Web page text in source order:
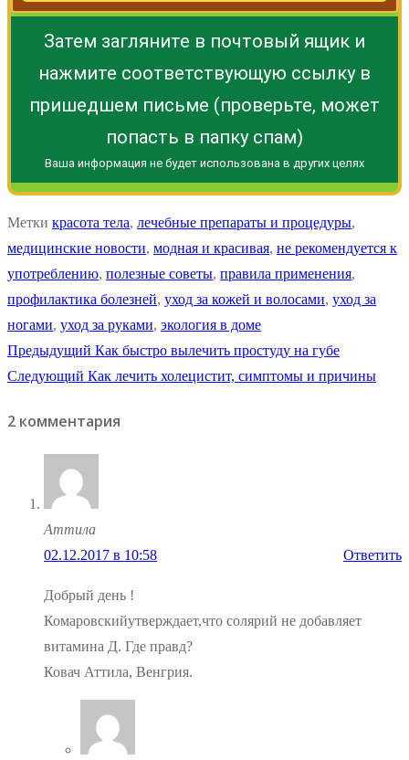
Затем загляните в почтовый ящик и
нажмите соответствующую ссылку в
пришедшем письме (проверьте, может
попасть в папку спам)
Ваша информация не будет использована в других целях
Метки красота тела, лечебные препараты и процедуры,
медицинские новости, модная и красивая, не рекомендуется к
употреблению, полезные советы, правила применения,
профилактика болезней, уход за кожей и волосами, уход за
ногами, уход за руками, экология в доме
Навигация
записям
Предыдущий Предыдущая
запись:
Как быстро вылечить простуду на губе
Следующий Следующая
Как лечить холецистит, симптомы и причины
2 комментария
Аттила
02.12.2017 в 10:58
Ответить
Добрый день !
Комаровскийутверждает,что солярий не добавляет
витамина Д. Где правд?
Ковач Аттила, Венгрия.